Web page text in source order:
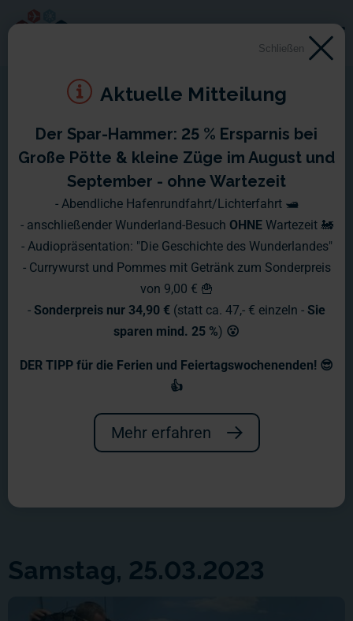
NITRO: Miniatur
Wunderland XXL
Einen Samstag voller Wunderland-
Sendungen verspricht das Programm
Samstag, 25.03.2023
Schließen
Aktuelle Mitteilung
Der Spar-Hammer: 25 % Ersparnis bei
Große Pötte & kleine Züge im August und
September - ohne Wartezeit
- Abendliche Hafenrundfahrt/Lichterfahrt 🛥️
- anschließender Wunderland-Besuch OHNE Wartezeit 🚂
- Audiopräsentation: "Die Geschichte des Wunderlandes"
- Currywurst und Pommes mit Getränk zum Sonderpreis
von 9,00 € 🍟
- Sonderpreis nur 34,90 € (statt ca. 47,- € einzeln - Sie
sparen mind. 25 %) 😮
DER TIPP für die Ferien und Feiertagswochenenden! 😎
👍
Mehr erfahren